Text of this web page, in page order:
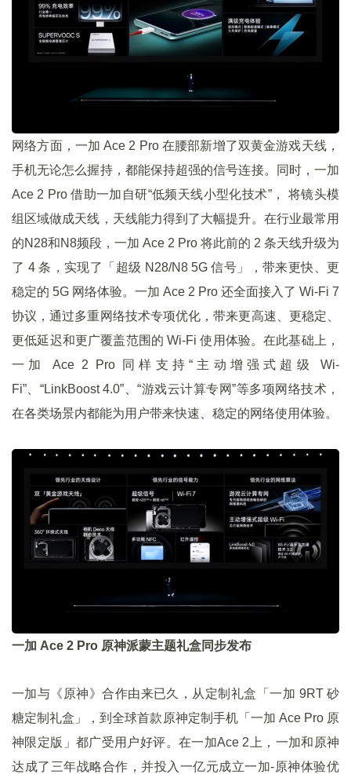
网络方面，一加 Ace 2 Pro 在腰部新增了双黄金游戏天线，
手机无论怎么握持，都能保持超强的信号连接。同时，一加
Ace 2 Pro 借助一加自研“低频天线小型化技术”， 将镜头模
组区域做成天线，天线能力得到了大幅提升。在行业最常用
的N28和N8频段，一加 Ace 2 Pro 将此前的 2 条天线升级为
了 4 条，实现了「超级 N28/N8 5G 信号」，带来更快、更
稳定的 5G 网络体验。一加 Ace 2 Pro 还全面接入了 Wi-Fi 7
协议，通过多重网络技术专项优化，带来更高速、更稳定、
更低延迟和更广覆盖范围的 Wi-Fi 使用体验。在此基础上，
一加 Ace 2 Pro 同样支持“主动增强式超级 Wi-
Fi”、“LinkBoost 4.0”、“游戏云计算专网”等多项网络技术，
在各类场景内都能为用户带来快速、稳定的网络使用体验。
一加 Ace 2 Pro 原神派蒙主题礼盒同步发布
一加与《原神》合作由来已久，从定制礼盒「一加 9RT 砂
糖定制礼盒」，到全球首款原神定制手机「一加 Ace Pro 原
神限定版」都广受用户好评。在一加Ace 2上，一加和原神
达成了三年战略合作，并投入一亿元成立一加-原神体验优